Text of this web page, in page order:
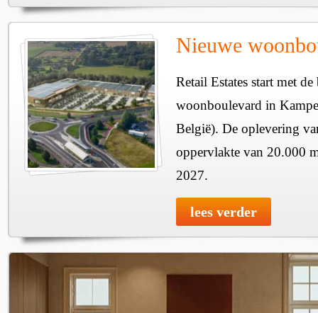
Nieuwe
Retail Estates start met
woonboulevard in
België). De oplevering
oppervlakte van 20.000
2027.
lees verder